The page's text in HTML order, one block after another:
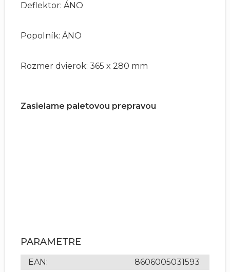
Deflektor: ÁNO
Popolník: ÁNO
Rozmer dvierok: 365 x 280 mm
Zasielame paletovou prepravou
PARAMETRE
EAN:
8606005031593